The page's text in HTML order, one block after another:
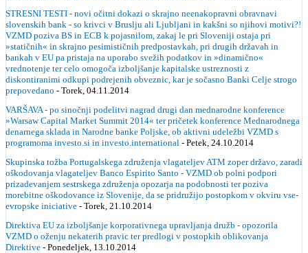
STRESNI TESTI - novi očitni dokazi o skrajno neenakopravni obravnavi
slovenskih bank - so krivci v Bruslju ali Ljubljani in kakšni so njihovi motivi?!
VZMD poziva BS in ECB k pojasnilom, zakaj le pri Sloveniji ostaja pri
»statičnih« in skrajno pesimističnih predpostavkah, pri drugih državah in
bankah v EU pa pristaja na uporabo svežih podatkov in »dinamično«
vrednotenje ter celo omogoča izboljšanje kapitalske ustreznosti z
diskontiranimi odkupi podrejenih obveznic, kar je sočasno Banki Celje strogo
prepovedano - Torek, 04.11.2014
VARŠAVA - po sinočnji podelitvi nagrad drugi dan mednarodne konference
»Warsaw Capital Market Summit 2014« ter pričetek konference Mednarodnega
denarnega sklada in Narodne banke Poljske, ob aktivni udeležbi VZMD s
programoma investo.si in investo.international - Petek, 24.10.2014
Skupinska tožba Portugalskega združenja vlagateljev ATM zoper državo, zaradi
oškodovanja vlagateljev Banco Espirito Santo - VZMD ob polni podpori
prizadevanjem sestrskega združenja opozarja na podobnosti ter poziva
morebitne oškodovance iz Slovenije, da se pridružijo postopkom v okviru vse-
evropske iniciative - Torek, 21.10.2014
Direktiva EU za izboljšanje korporativnega upravljanja družb - opozorila
VZMD o oženju nekaterih pravic ter predlogi v postopkih oblikovanja
Direktive - Ponedeljek, 13.10.2014